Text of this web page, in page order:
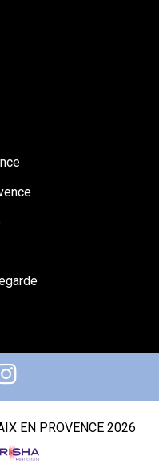
EN PROVENCE 2026